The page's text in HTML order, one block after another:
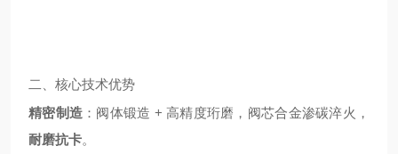
二、核心技术优势
精密制造 ：阀体锻造 + 高精度珩磨，阀芯合金渗碳淬火，
耐磨抗卡。